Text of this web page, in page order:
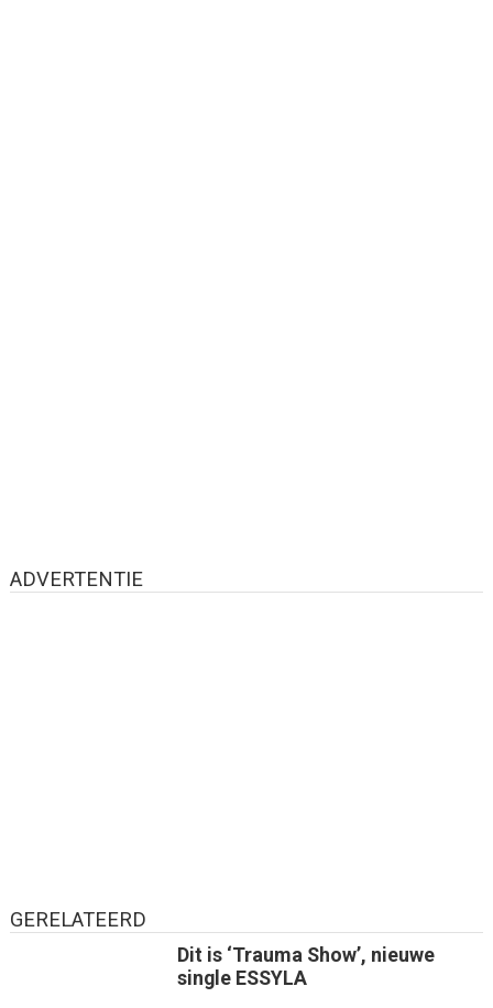
ADVERTENTIE
GERELATEERD
Dit is ‘Trauma Show’, nieuwe
single ESSYLA